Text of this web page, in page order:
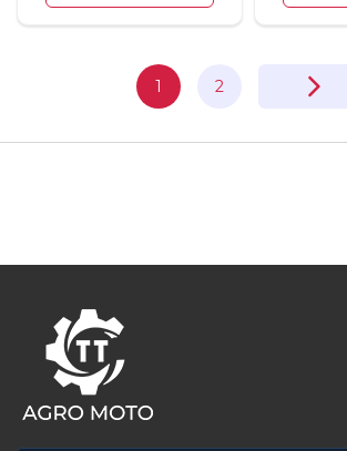
1 2